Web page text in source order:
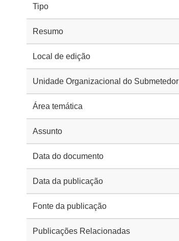
Tipo
Resumo
Local de edição
Unidade Organizacional do Submetedor
Área temática
Assunto
Data do documento
Data da publicação
Fonte da publicação
Publicações Relacionadas